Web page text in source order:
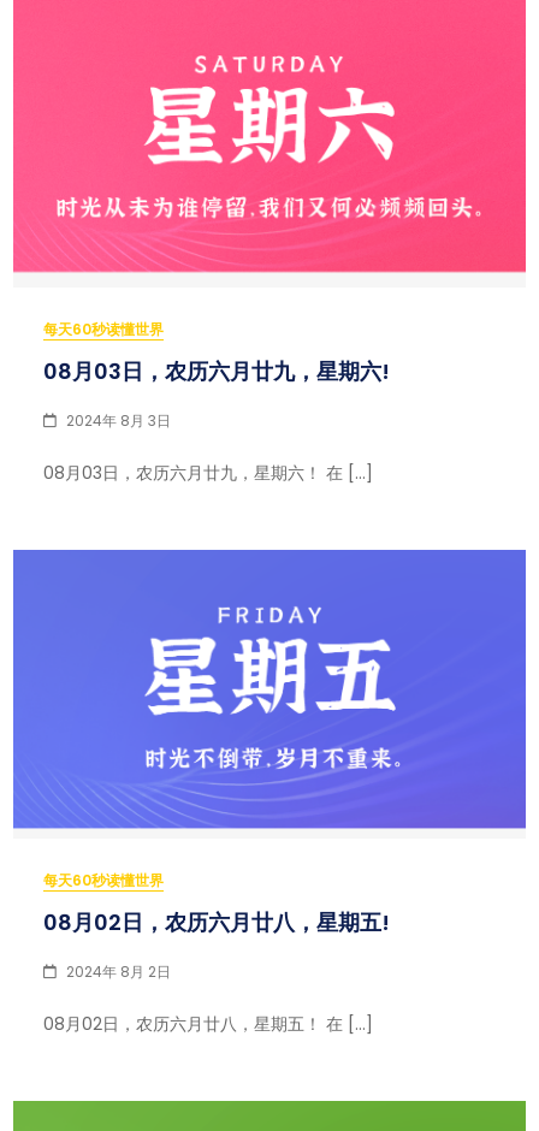
每天60秒读懂世界
08月03日，农历六月廿九，星期六!
2024年 8月 3日
08月03日，农历六月廿九，星期六！ 在 […]
每天60秒读懂世界
08月02日，农历六月廿八，星期五!
2024年 8月 2日
08月02日，农历六月廿八，星期五！ 在 […]